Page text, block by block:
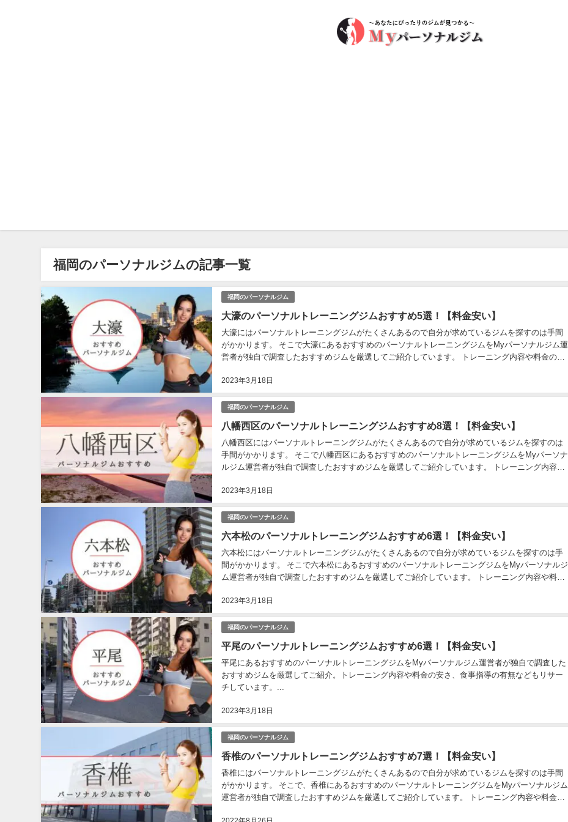
福岡のパーソナルジムの記事一覧
福岡のパーソナルジム
大濠のパーソナルトレーニングジムおすすめ5選！【料金安い】
2023年3月18日
大濠にはパーソナルトレーニングジムがたくさんあるので自分が求めているジムを探すのは手間
がかかります。 そこで大濠にあるおすすめのパーソナルトレーニングジムをMyパーソナルジム運
営者が独自で調査したおすすめジムを厳選してご紹介しています。 トレーニング内容や料金の安
福岡のパーソナルジム
八幡西区のパーソナルトレーニングジムおすすめ8選！【料金安い】
2023年3月18日
八幡西区にはパーソナルトレーニングジムがたくさんあるので自分が求めているジムを探すのは
手間がかかります。 そこで八幡西区にあるおすすめのパーソナルトレーニングジムをMyパーソナ
ルジム運営者が独自で調査したおすすめジムを厳選してご紹介しています。 トレーニング内容や
福岡のパーソナルジム
六本松のパーソナルトレーニングジムおすすめ6選！【料金安い】
2023年3月18日
六本松にはパーソナルトレーニングジムがたくさんあるので自分が求めているジムを探すのは手
間がかかります。 そこで六本松にあるおすすめのパーソナルトレーニングジムをMyパーソナルジ
ム運営者が独自で調査したおすすめジムを厳選してご紹介しています。 トレーニング内容や料金
福岡のパーソナルジム
平尾のパーソナルトレーニングジムおすすめ6選！【料金安い】
2023年3月18日
平尾にあるおすすめのパーソナルトレーニングジムをMyパーソナルジム運営者が独自で調査した
おすすめジムを厳選してご紹介。トレーニング内容や料金の安さ、食事指導の有無などもリサー
チしています。...
福岡のパーソナルジム
香椎のパーソナルトレーニングジムおすすめ7選！【料金安い】
香椎にはパーソナルトレーニングジムがたくさんあるので自分が求めているジムを探すのは手間
がかかります。 そこで、香椎にあるおすすめのパーソナルトレーニングジムをMyパーソナルジム
運営者が独自で調査したおすすめジムを厳選してご紹介しています。 トレーニング内容や料金の